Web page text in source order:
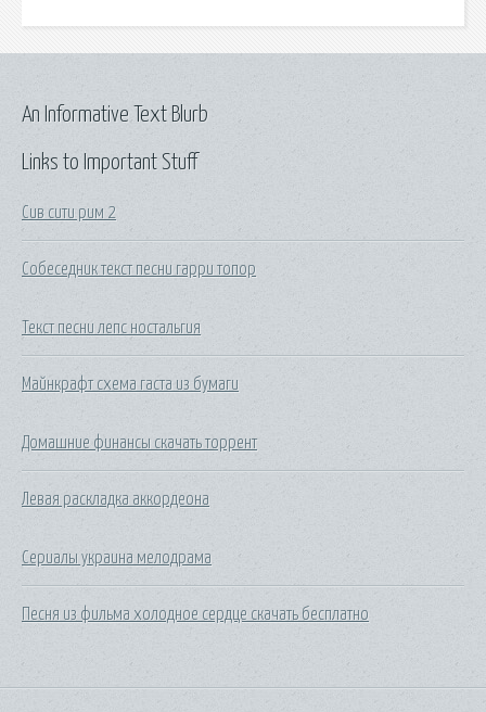
Links to Important Stuff
Сив сити рим 2
Собеседник текст песни гарри топор
Текст песни лепс ностальгия
Майнкрафт схема гаста из бумаги
Домашние финансы скачать торрент
Левая раскладка аккордеона
Сериалы украина мелодрама
Песня из фильма холодное сердце скачать бесплатно
An Informative Text Blurb